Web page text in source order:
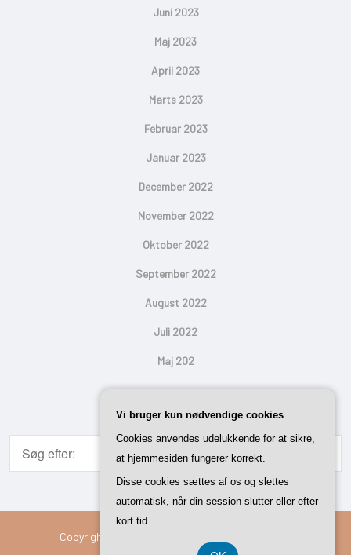
Juni 2023
Maj 2023
April 2023
Marts 2023
Februar 2023
Januar 2023
December 2022
November 2022
Oktober 2022
September 2022
August 2022
Juli 2022
Maj 202
Copyright © 2026 Vi Med Hus | Powered By
Vi bruger kun nødvendige cookies
Cookies anvendes udelukkende for at sikre,
at hjemmesiden fungerer korrekt.
Disse cookies sættes af os og slettes
automatisk, når din session slutter eller efter
kort tid.